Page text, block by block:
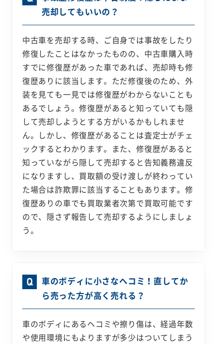
売却してもいいの？
中古車を売却する時、ご自身では事故をしたり
修復したことはなかったものの、中古車購入時
すでに修復歴があった車であれば、売却時も修
復歴ありに該当します。ただ修復後のため、外
装を見ても一見では修復歴がわからないことも
あるでしょう。修復歴があると知っていても隠
して売却しようとする方がいるかもしれませ
ん。しかし、修復歴があることは査定士がチェ
ックするとわかります。また、修復歴があると
知っていながら隠して売却すると告知義務違反
になりますし、買取額の受け渡しが終わってい
た場合は詐欺罪に該当することもあります。修
復歴ありの車でも買取業者次第で買取可能です
ので、隠さず報告して売却するようにしましょ
う。
車のボディに小さなヘコミ！直してか
ら売った方が高く売れる？
車のボディにあるヘコミや擦り傷は、経過年数
や使用環境にもよりますが多少はついてしまう